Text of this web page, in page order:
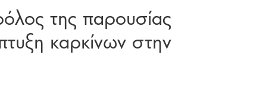
της παρουσίας
καρκίνων στην